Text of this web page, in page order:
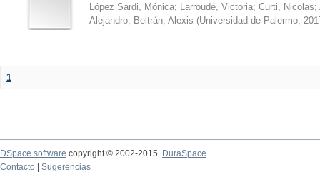
López Sardi, Mónica; Larroudé, Victoria; Curti, Nicolas;
Alejandro; Beltrán, Alexis (Universidad de Palermo,
1
DSpace software copyright © 2002-2015
DuraSpace
Contacto
Sugerencias